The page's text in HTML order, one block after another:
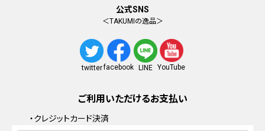
公式SNS
＜TAKUMIの逸品＞
twitterfacebook LINE YouTube
ご利用いただけるお支払い
・クレジットカード決済